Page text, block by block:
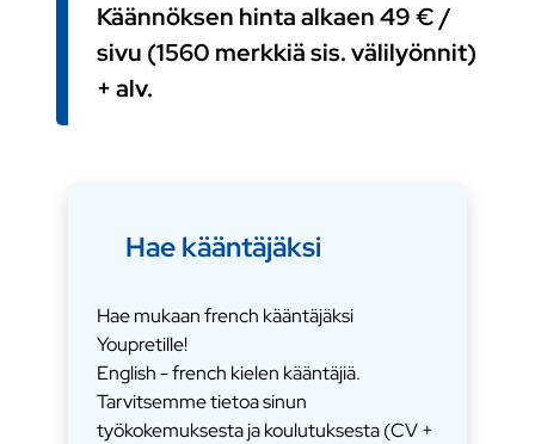
Käännöksen hinta alkaen 49 € /
sivu (1560 merkkiä sis. välilyönnit)
+ alv.
Hae kääntäjäksi
Hae mukaan french kääntäjäksi
Youpretille!
English - french kielen kääntäjiä.
Tarvitsemme tietoa sinun
työkokemuksesta ja koulutuksesta (CV +